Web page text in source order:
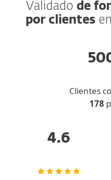
Validado de
por clientes
Clientes
178
4.6